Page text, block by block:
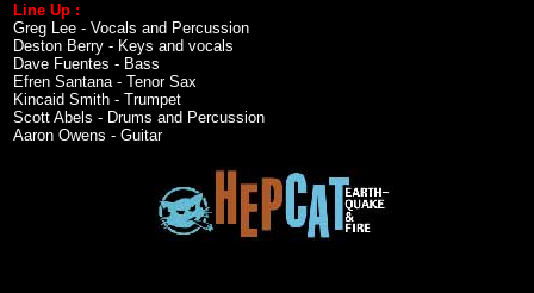
Line Up :
Greg Lee - Vocals and Percussion
Deston Berry - Keys and vocals
Dave Fuentes - Bass
Efren Santana - Tenor Sax
Kincaid Smith - Trumpet
Scott Abels - Drums and Percussion
Aaron Owens - Guitar